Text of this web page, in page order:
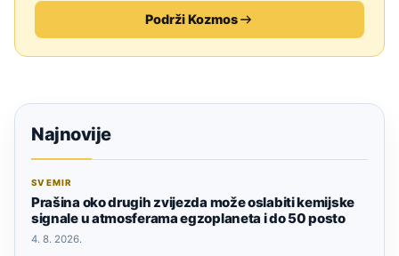
Podrži Kozmos
Najnovije
SVEMIR
Prašina oko drugih zvijezda može oslabiti kemijske
signale u atmosferama egzoplaneta i do 50 posto
4. 8. 2026.